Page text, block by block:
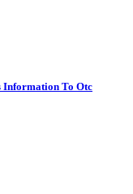
Information To Otc